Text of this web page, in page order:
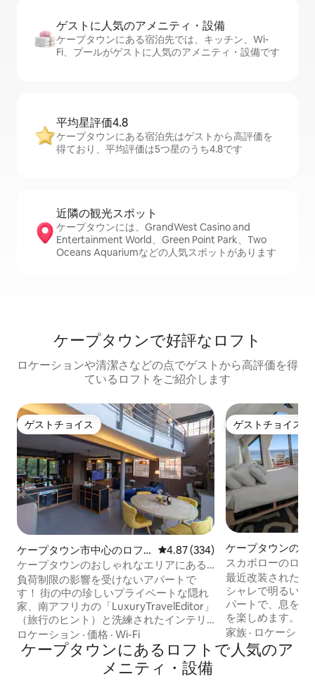
ゲストに人⁠気⁠のア⁠メ⁠ニ⁠テ⁠ィ・設⁠備
ケープタウンにある宿泊先では、キッチン、Wi-
Fi、プールがゲストに人気のアメニティ・設備です
平均星評価4.8
ケープタウンにある宿泊先はゲストから高評価を
得ており、平均評価は5つ星のうち4.8です
近隣の観光ス⁠ポ⁠ッ⁠ト
ケープタウンには、GrandWest Casino and
Entertainment World、Green Point Park、Two
Oceans Aquariumなどの人気スポットがあります
ケープタウンで好評なロフト
ロケーションや清潔さなどの点でゲストから高評価を得
ているロフトをご紹介します
ゲストチョイス
ゲストチョイス
ケープタウン市中心のロフ
ト
レビュー334件、5つ星中4.87つ
4.87 (334)
ケープタウンのおしゃれなエリアにある
豪華なロフトデザイン
負荷制限の影響を受けないアパートで
す！ 街の中の珍しいプライベートな隠れ
家、南アフリカの「LuxuryTravelEditor」
（旅行のヒント）と洗練されたインテリ
ア会社Block & Chiselによるアパートで
す。 超トレンディなデ・ウォーターカン
ト地区にある最高の豪華さ、柔らかな家
具、広々とした空間。どちらの方向から
ロケーション · 価格 · Wi-Fi
ゲストチョイス
ゲストチョイス
ケープタウンのロ
スカボローのロフ
11月からエアコン
最近改装された
シャレで明るいセ
パートで、息をの
を楽しめます。カ
適で、長めのクイ
に3/4ベッド1台が
は設備が完備され
家族 · ロケーショ
ケープタウンにあるロフトで人気のア
メニティ・設備